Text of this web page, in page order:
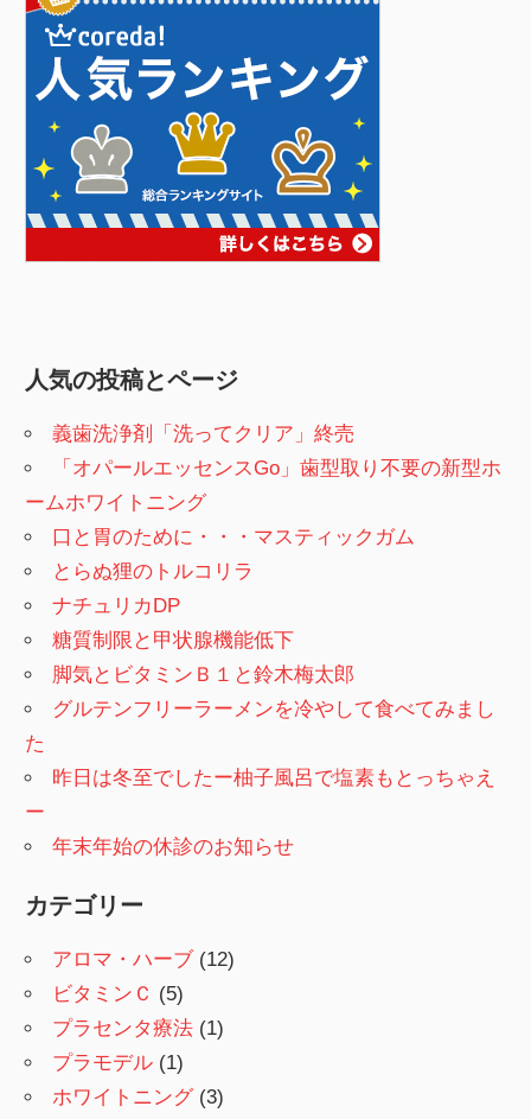
人気の投稿とページ
義歯洗浄剤「洗ってクリア」終売
「オパールエッセンスGo」歯型取り不要の新型ホ
ームホワイトニング
口と胃のために・・・マスティックガム
とらぬ狸のトルコリラ
ナチュリカDP
糖質制限と甲状腺機能低下
脚気とビタミンＢ１と鈴木梅太郎
グルテンフリーラーメンを冷やして食べてみまし
た
昨日は冬至でしたー柚子風呂で塩素もとっちゃえ
ー
年末年始の休診のお知らせ
カテゴリー
アロマ・ハーブ (12)
ビタミンＣ (5)
プラセンタ療法 (1)
プラモデル (1)
ホワイトニング(3)